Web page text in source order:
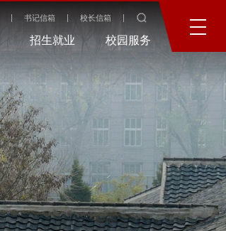
书记信箱 校长信箱
招生就业 校园服务